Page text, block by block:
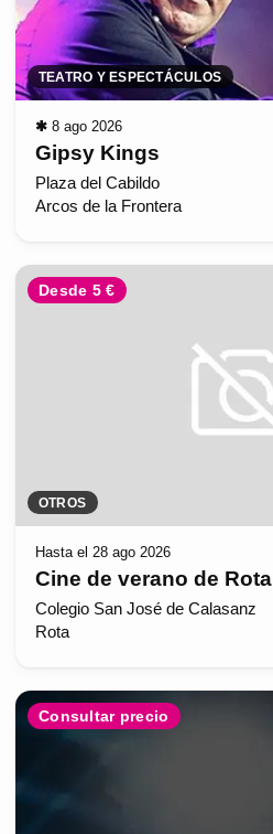
TEATRO Y ESPECTÁCULOS
✱ 8 ago 2026
Gipsy Kings
Plaza del Cabildo
Arcos de la Frontera
Desde 5 €
OTROS
Hasta el 28 ago 2026
Cine de verano de Rota
Colegio San José de Calasanz
Rota
Consultar precio